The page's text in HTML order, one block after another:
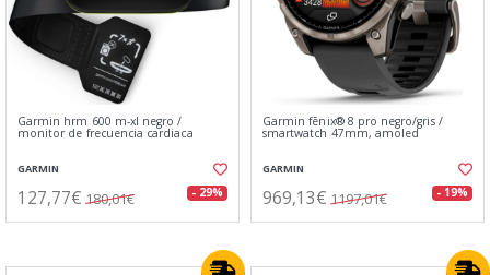
Garmin hrm 600 m-xl negro /
monitor de frecuencia cardiaca
GARMIN
127,77€ 180,01€ - 29%
Garmin fēnix® 8 pro negro/gris /
smartwatch 47mm, amoled
GARMIN
969,13€ 1197,01€ - 19%